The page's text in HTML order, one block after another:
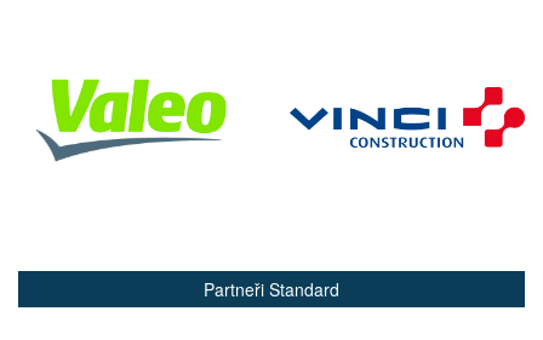
Partneři Standard